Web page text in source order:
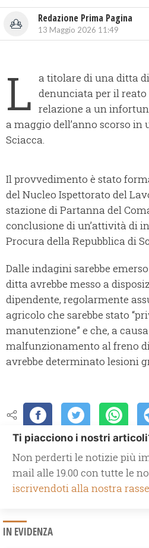
Redazione Prima Pagina
13 Maggio 2026 11:49
L a titolare di una ditta
denunciata per il
relazione a un
a maggio dell’anno scorso in
Sciacca.
Il provvedimento è stato
del Nucleo Ispettorato del
stazione di Partanna del
conclusione di un’attività di
Procura della Repubblica di
Dalle indagini sarebbe
ditta avrebbe messo a
dipendente, regolarmente
agricolo che sarebbe stato
manutenzione” e che, a
malfunzionamento al freno
avrebbe determinato lesioni
Ti piacciono i nostri
Non perderti le notizie più
mail alle 19.00 con tutte le
iscrivendoti alla nostra
IN EVIDENZA